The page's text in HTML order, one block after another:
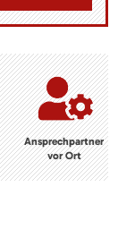
Ansprechpartner
vor Ort